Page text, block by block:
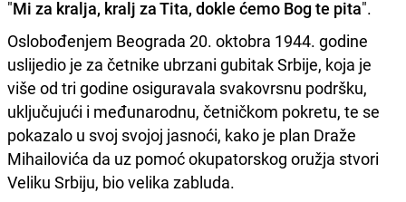
"Mi za kralja, kralj za Tita, dokle ćemo Bog te pita".
Oslobođenjem Beograda 20. oktobra 1944. godine
uslijedio je za četnike ubrzani gubitak Srbije, koja je
više od tri godine osiguravala svakovrsnu podršku,
uključujući i međunarodnu, četničkom pokretu, te se
pokazalo u svoj svojoj jasnoći, kako je plan Draže
Mihailovića da uz pomoć okupatorskog oružja stvori
Veliku Srbiju, bio velika zabluda.